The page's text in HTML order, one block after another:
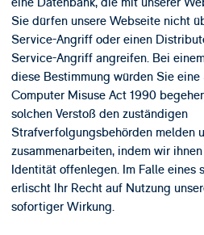
Sie dürfen unsere Webseite nicht
Service-Angriff oder einen
Service-Angriff angreifen. Bei
diese Bestimmung würden Sie
Computer Misuse Act 1990
solchen Verstoß den zuständigen
Strafverfolgungsbehörden melden
zusammenarbeiten, indem wir
Identität offenlegen. Im Falle eines
erlischt Ihr Recht auf Nutzung
sofortiger Wirkung.